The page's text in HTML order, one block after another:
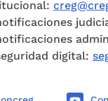
Según
digital: